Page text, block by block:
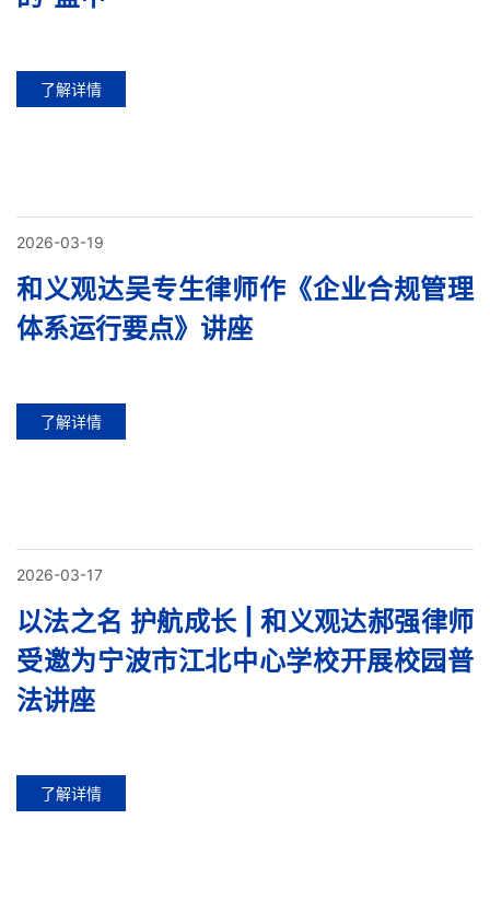
了解详情
2026-03-19
和义观达吴专生律师作《企业合规管理
体系运行要点》讲座
了解详情
2026-03-17
以法之名 护航成长 | 和义观达郝强律师
受邀为宁波市江北中心学校开展校园普
法讲座
了解详情